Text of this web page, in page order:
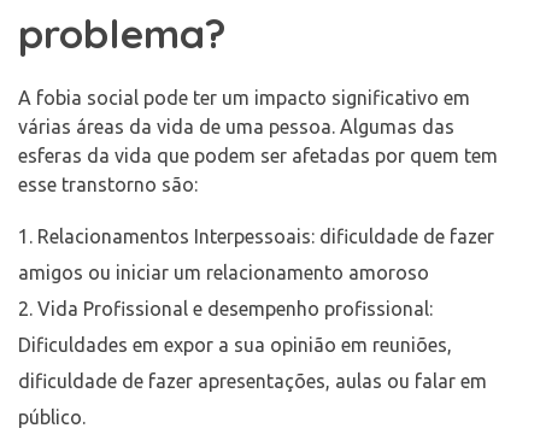
problema?
A fobia social pode ter um impacto significativo em
várias áreas da vida de uma pessoa. Algumas das
esferas da vida que podem ser afetadas por quem tem
esse transtorno são:
Relacionamentos Interpessoais: dificuldade de fazer
amigos ou iniciar um relacionamento amoroso
Vida Profissional e desempenho profissional:
Dificuldades em expor a sua opinião em reuniões,
dificuldade de fazer apresentações, aulas ou falar em
público.